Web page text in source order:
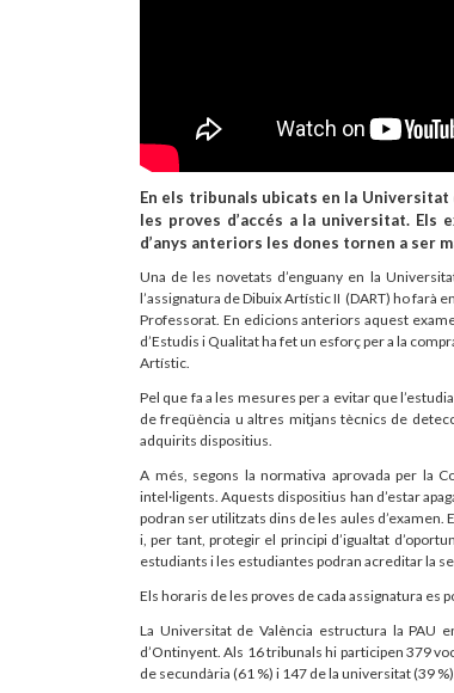
En els tribunals ubicats en la
les proves d’accés a la universitat. Els
d’anys anteriors les dones tornen a ser
Una de les novetats d’enguany en la
l’assignatura de Dibuix Artístic II (DART) ho farà
Professorat. En edicions anteriors aquest
d’Estudis i Qualitat ha fet un esforç per a la
Artístic.
Pel que fa a les mesures per a evitar que
de freqüència u altres mitjans tècnics de
adquirits dispositius.
A més, segons la normativa aprovada per la
intel·ligents. Aquests dispositius han d’estar
podran ser utilitzats dins de les aules
i, per tant, protegir el principi d’igualtat
estudiants i les estudiantes podran acreditar la
Els horaris de les proves de cada assignatura es
La Universitat de València estructura la PAU
d’Ontinyent. Als 16 tribunals hi participen 379
de secundària (61 %) i 147 de la universitat (39 %).